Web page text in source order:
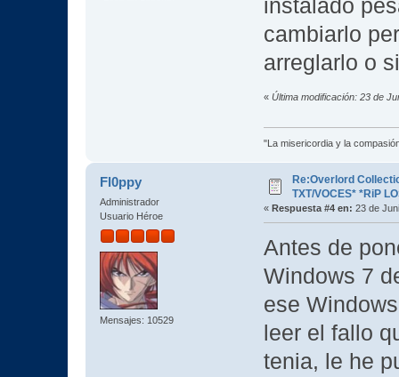
instalado
cambiarlo
arreglarlo o
« Última modificación: 23 de
"La misericordia y la
Fl0ppy
Administrador
Usuario Héroe
Mensajes: 10529
Re:Overlord
TXT/VOCES* *RiP
« Respuesta #4 en: 23 de
Antes de
Windows 7
ese
leer el fallo
tenia, le he